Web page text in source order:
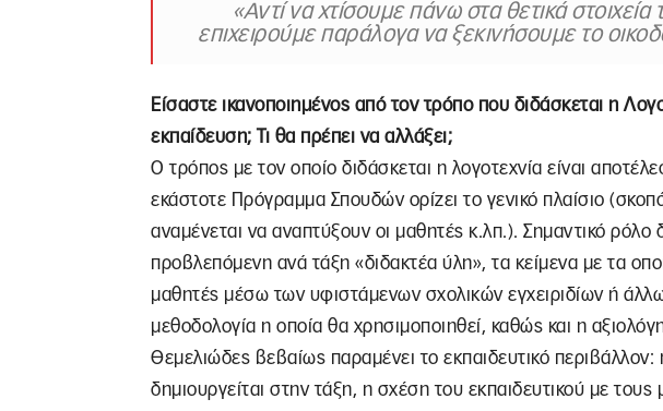
«Αντί να χτίσουμε πάνω στα θετικά
επιχειρούμε παράλογα να ξεκινήσουμε το
Είσαστε ικανοποιημένος από τον τρόπο που διδάσκεται η
εκπαίδευση; Τι θα πρέπει να αλλάξει;
Ο τρόπος με τον οποίο διδάσκεται η λογοτεχνία είναι
εκάστοτε Πρόγραμμα Σπουδών ορίζει το γενικό πλαίσιο
αναμένεται να αναπτύξουν οι μαθητές κ.λπ.). Σημαντικό ρόλο
προβλεπόμενη ανά τάξη «διδακτέα ύλη», τα κείμενα με τα
μαθητές μέσω των υφιστάμενων σχολικών εγχειριδίων ή
μεθοδολογία η οποία θα χρησιμοποιηθεί, καθώς και η
Θεμελιώδες βεβαίως παραμένει το εκπαιδευτικό
δημιουργείται στην τάξη, η σχέση του εκπαιδευτικού με